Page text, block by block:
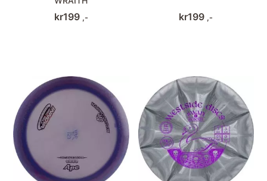
kr199 ,- kr199 ,-